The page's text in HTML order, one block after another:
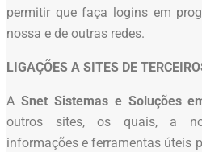
permitir que faça logins em
nossa e de outras redes.
LIGAÇÕES A SITES DE
A Snet Sistemas e Soluções
outros sites, os quais, a
informações e ferramentas úteis